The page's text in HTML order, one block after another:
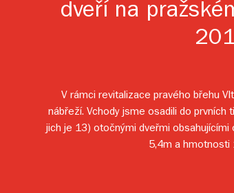
dveří na
V rámci revitalizace pravého břehu
nábřeží. Vchody jsme osadili do
jich je 13) otočnými dveřmi
5,4m a hmotnosti